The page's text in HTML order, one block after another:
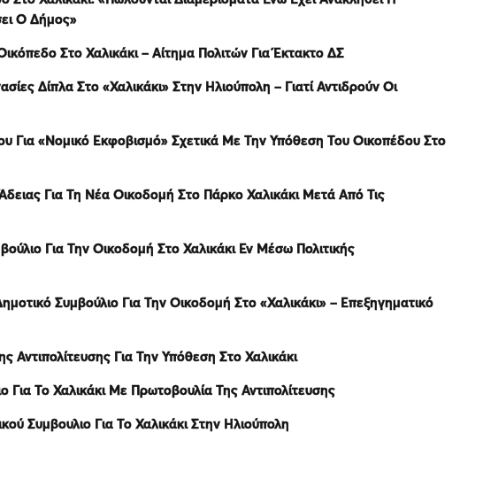
Ο Δήμος»
Στο Χαλικάκι – Αίτημα Πολιτών Για Έκτακτο ΔΣ
Δίπλα Στο «Χαλικάκι» Στην Ηλιούπολη – Γιατί Αντιδρούν Οι
Για «Νομικό Εκφοβισμό» Σχετικά Με Την Υπόθεση Του Οικοπέδου Στο
Για Τη Νέα Οικοδομή Στο Πάρκο Χαλικάκι Μετά Από Τις
Για Την Οικοδομή Στο Χαλικάκι Εν Μέσω Πολιτικής
Συμβούλιο Για Την Οικοδομή Στο «Χαλικάκι» – Επεξηγηματικό
Αντιπολίτευσης Για Την Υπόθεση Στο Χαλικάκι
Για Το Χαλικάκι Με Πρωτοβουλία Της Αντιπολίτευσης
Συμβουλιο Για Το Χαλικάκι Στην Ηλιούπολη